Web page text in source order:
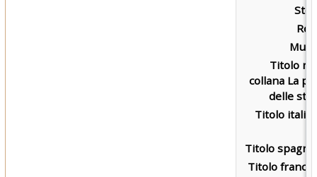
Titolo
collana La
delle
Titolo
Titolo
Titolo